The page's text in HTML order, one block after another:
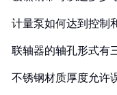
计量泵如何达到控制
联轴器的轴孔形式有
不锈钢材质厚度允许